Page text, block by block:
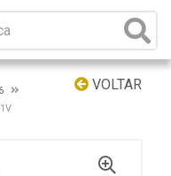
VOLTAR